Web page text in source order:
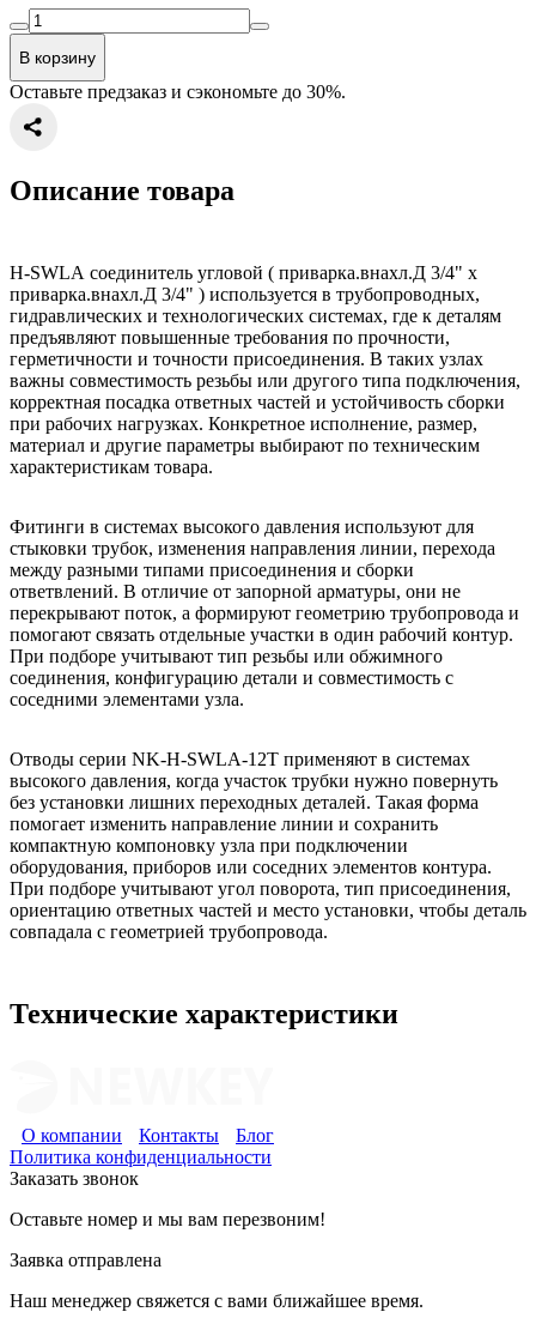
В корзину
Оставьте предзаказ и сэкономьте до 30%.
Описание товара
Отводы серии NK-H-SWLA-12T применяют в системах
высокого давления, когда участок трубки нужно повернуть
без установки лишних переходных деталей. Такая форма
помогает изменить направление линии и сохранить
компактную компоновку узла при подключении
оборудования, приборов или соседних элементов контура.
При подборе учитывают угол поворота, тип присоединения,
ориентацию ответных частей и место установки, чтобы деталь
совпадала с геометрией трубопровода.
Фитинги в системах высокого давления используют для
стыковки трубок, изменения направления линии, перехода
между разными типами присоединения и сборки
ответвлений. В отличие от запорной арматуры, они не
перекрывают поток, а формируют геометрию трубопровода и
помогают связать отдельные участки в один рабочий контур.
При подборе учитывают тип резьбы или обжимного
соединения, конфигурацию детали и совместимость с
соседними элементами узла.
H-SWLA соединитель угловой ( приварка.внахл.Д 3/4" x
приварка.внахл.Д 3/4" ) используется в трубопроводных,
гидравлических и технологических системах, где к деталям
предъявляют повышенные требования по прочности,
герметичности и точности присоединения. В таких узлах
важны совместимость резьбы или другого типа подключения,
корректная посадка ответных частей и устойчивость сборки
при рабочих нагрузках. Конкретное исполнение, размер,
материал и другие параметры выбирают по техническим
характеристикам товара.
Технические характеристики
О компании Контакты
Блог
Политика конфиденциальности
Заказать звонок
Оставьте номер и мы вам перезвоним!
Заявка отправлена
Наш менеджер свяжется с вами ближайшее время.